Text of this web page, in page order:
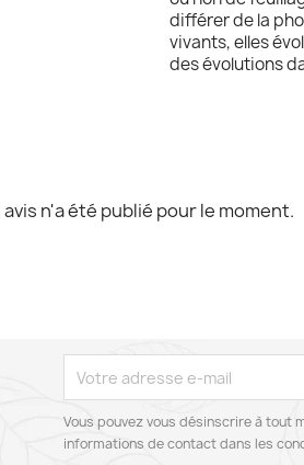
différer de la
vivants, elles
des évolutions
n'a été publié pour le moment.
Vous pouvez vous désinscrire à tout
informations de contact dans les